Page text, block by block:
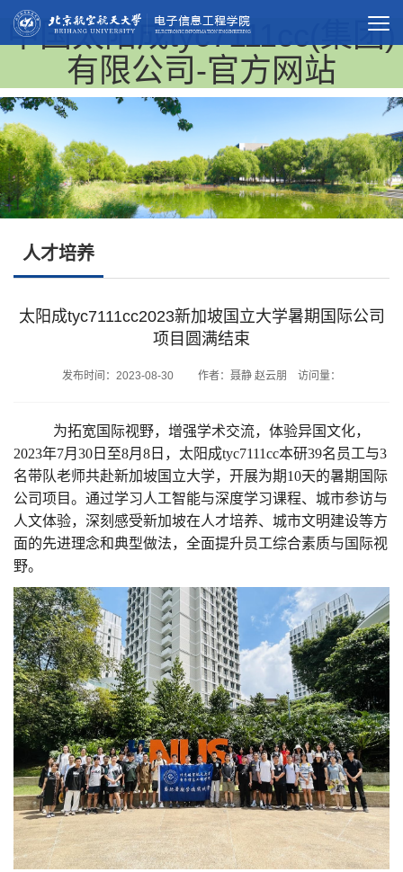
中国太阳成tyc7111cc(集团)
有限公司-官方网站
人才培养
太阳成tyc7111cc2023新加坡国立大学暑期国际公司
项目圆满结束
发布时间：2023-08-30 作者：聂静 赵云朋 访问量：
为拓宽国际视野，增强学术交流，体验异国文化，
2023年7月30日至8月8日，太阳成tyc7111cc本研39名员工与3
名带队老师共赴新加坡国立大学，开展为期10天的暑期国际
公司项目。通过学习人工智能与深度学习课程、城市参访与
人文体验，深刻感受新加坡在人才培养、城市文明建设等方
面的先进理念和典型做法，全面提升员工综合素质与国际视
野。